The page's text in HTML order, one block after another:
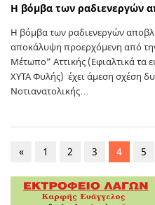
Η βόμβα των ραδιενεργών
Η βόμβα των ραδιενεργών
αποκάλυψη προερχόμενη από
Μέτωπο” Αττικής (Εφιαλτικά τα
ΧΥΤΑ Φυλής) έχει άμεση σχέση
Νοτιανατολικής…
« 1 2 3 4 5